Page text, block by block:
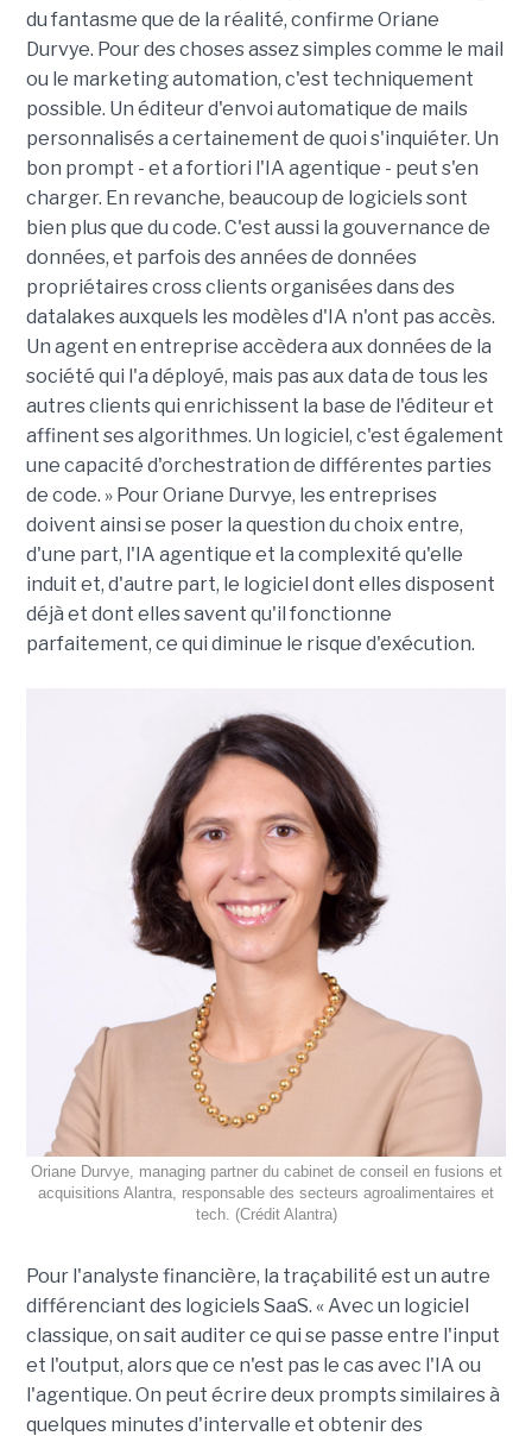
du fantasme que de la réalité, confirme Oriane
Durvye. Pour des choses assez simples comme le mail
ou le marketing automation, c'est techniquement
possible. Un éditeur d'envoi automatique de mails
personnalisés a certainement de quoi s'inquiéter. Un
bon prompt - et a fortiori l'IA agentique - peut s'en
charger. En revanche, beaucoup de logiciels sont
bien plus que du code. C'est aussi la gouvernance de
données, et parfois des années de données
propriétaires cross clients organisées dans des
datalakes auxquels les modèles d'IA n'ont pas accès.
Un agent en entreprise accèdera aux données de la
société qui l'a déployé, mais pas aux data de tous les
autres clients qui enrichissent la base de l'éditeur et
affinent ses algorithmes. Un logiciel, c'est également
une capacité d'orchestration de différentes parties
de code. » Pour Oriane Durvye, les entreprises
doivent ainsi se poser la question du choix entre,
d'une part, l'IA agentique et la complexité qu'elle
induit et, d'autre part, le logiciel dont elles disposent
déjà et dont elles savent qu'il fonctionne
parfaitement, ce qui diminue le risque d'exécution.
Oriane Durvye, managing partner du cabinet de conseil en fusions et
acquisitions Alantra, responsable des secteurs agroalimentaires et
tech. (Crédit Alantra)
Pour l'analyste financière, la traçabilité est un autre
différenciant des logiciels SaaS. « Avec un logiciel
classique, on sait auditer ce qui se passe entre l'input
et l'output, alors que ce n'est pas le cas avec l'IA ou
l'agentique. On peut écrire deux prompts similaires à
quelques minutes d'intervalle et obtenir des